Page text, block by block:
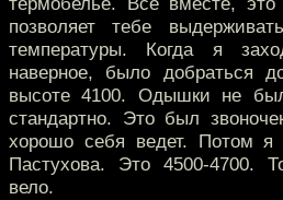
позволяет тебе
температуры. Когда я
наверное, было добраться
высоте 4100. Одышки не
стандартно. Это был
хорошо себя ведет. Потом я
Пастухова. Это 4500-4700.
вело.